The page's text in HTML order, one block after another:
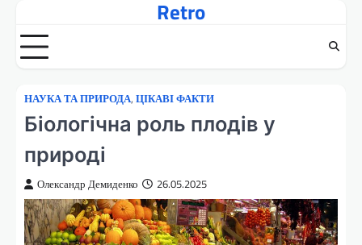
вмісту
Retro
НАУКА ТА ПРИРОДА, ЦІКАВІ ФАКТИ
Біологічна роль плодів у
природі
Олександр Демиденко 26.05.2025